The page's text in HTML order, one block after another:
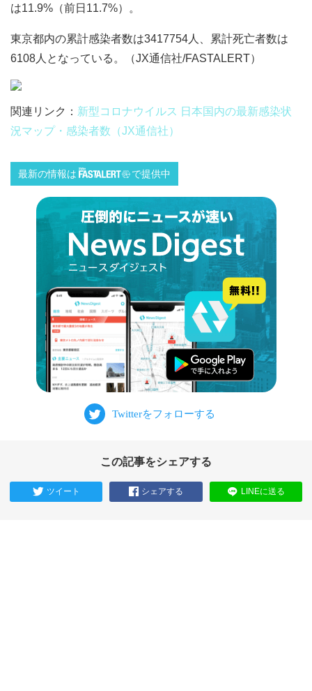
は11.9%（前日11.7%）。
東京都内の累計感染者数は3417754人、累計死亡者数は
6108人となっている。（JX通信社/FASTALERT）
関連リンク： 新型コロナウイルス 日本国内の最新感染状
況マップ・感染者数（JX通信社）
最新の情報は で提供中
この記事をシェアする
ツイート シェアする LINEに送る